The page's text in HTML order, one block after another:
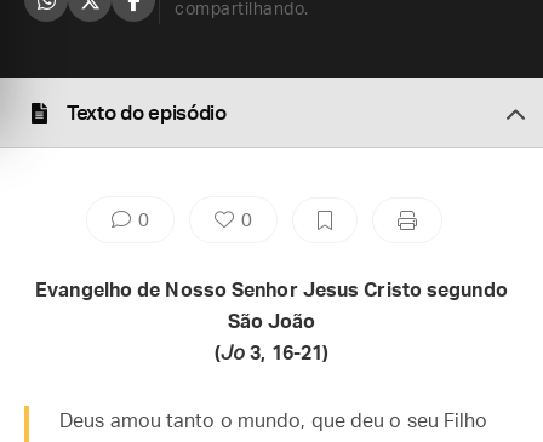
compartilhando.
Texto do episódio
0 0
Evangelho de Nosso Senhor Jesus Cristo segundo
São João
(Jo 3, 16-21)
Deus amou tanto o mundo, que deu o seu Filho